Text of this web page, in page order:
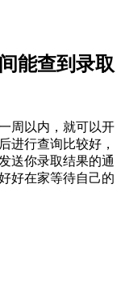
能查到录取
周以内，就可以开
进行查询比较好，
送你录取结果的通
好在家等待自己的